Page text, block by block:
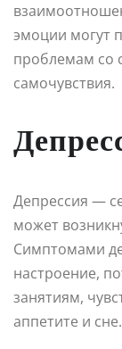
эмоции могут
проблемам со
самочувствия.
Депрессия —
может
Симптомами
настроение,
занятиям,
аппетите и сне.